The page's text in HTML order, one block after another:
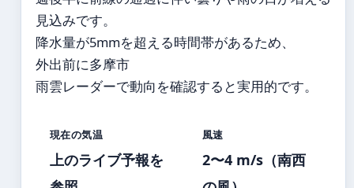
見込みです。
降水量が5mmを超える時間帯があるため、
外出前に多摩市
雨雲レーダーで動向を確認すると実用的です。
現在の気温
上のライブ予報を
風速
2〜4 m/s（南西